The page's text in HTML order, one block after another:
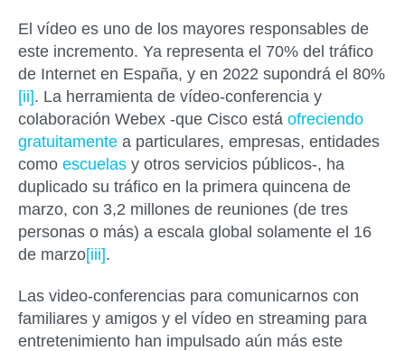
El vídeo es uno de los mayores responsables de
este incremento. Ya representa el 70% del tráfico
de Internet en España, y en 2022 supondrá el 80%
[ii]. La herramienta de vídeo-conferencia y
colaboración Webex -que Cisco está ofreciendo
gratuitamente a particulares, empresas, entidades
como escuelas y otros servicios públicos-, ha
duplicado su tráfico en la primera quincena de
marzo, con 3,2 millones de reuniones (de tres
personas o más) a escala global solamente el 16
de marzo[iii].
Las video-conferencias para comunicarnos con
familiares y amigos y el vídeo en streaming para
entretenimiento han impulsado aún más este